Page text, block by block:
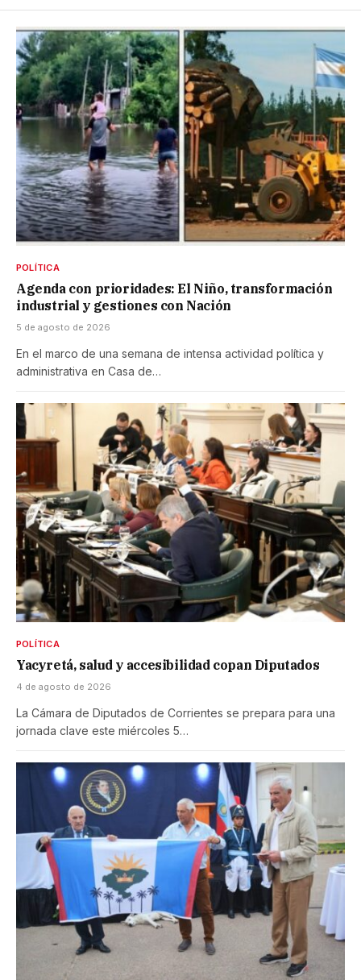
POLÍTICA
Agenda con prioridades: El Niño, transformación
industrial y gestiones con Nación
5 de agosto de 2026
En el marco de una semana de intensa actividad política y
administrativa en Casa de…
POLÍTICA
Yacyretá, salud y accesibilidad copan Diputados
4 de agosto de 2026
La Cámara de Diputados de Corrientes se prepara para una
jornada clave este miércoles 5…